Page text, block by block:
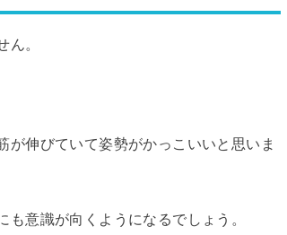
。
伸びていて姿勢がかっこいいと思いま
意識が向くようになるでしょう。